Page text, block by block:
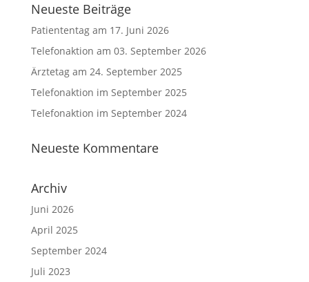
Neueste Beiträge
Patiententag am 17. Juni 2026
Telefonaktion am 03. September 2026
Ärztetag am 24. September 2025
Telefonaktion im September 2025
Telefonaktion im September 2024
Neueste Kommentare
Archiv
Juni 2026
April 2025
September 2024
Juli 2023